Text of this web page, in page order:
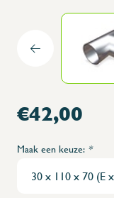
€42,00
Maak een keuze: *